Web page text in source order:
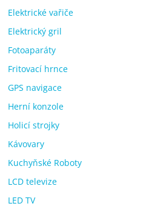
Elektrické vařiče
Elektrický gril
Fotoaparáty
Fritovací hrnce
GPS navigace
Herní konzole
Holicí strojky
Kávovary
Kuchyňské Roboty
LCD televize
LED TV